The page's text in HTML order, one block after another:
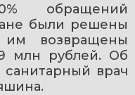
обращений
были решены
возвращены
млн рублей. Об
врач